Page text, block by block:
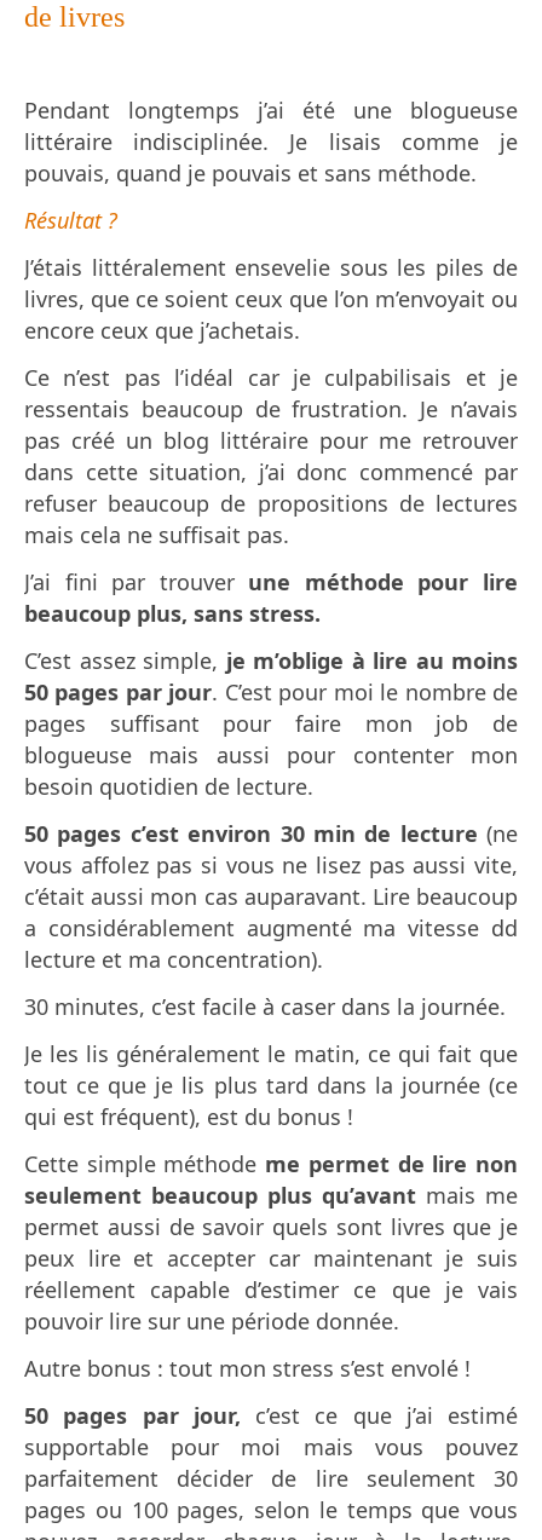
de livres
Pendant longtemps j’ai été une blogueuse
littéraire indisciplinée. Je lisais comme je
pouvais, quand je pouvais et sans méthode.
Résultat ?
J’étais littéralement ensevelie sous les piles de
livres, que ce soient ceux que l’on m’envoyait ou
encore ceux que j’achetais.
Ce n’est pas l’idéal car je culpabilisais et je
ressentais beaucoup de frustration. Je n’avais
pas créé un blog littéraire pour me retrouver
dans cette situation, j’ai donc commencé par
refuser beaucoup de propositions de lectures
mais cela ne suffisait pas.
J’ai fini par trouver une méthode pour lire
beaucoup plus, sans stress.
C’est assez simple, je m’oblige à lire au moins
50 pages par jour. C’est pour moi le nombre de
pages suffisant pour faire mon job de
blogueuse mais aussi pour contenter mon
besoin quotidien de lecture.
50 pages c’est environ 30 min de lecture (ne
vous affolez pas si vous ne lisez pas aussi vite,
c’était aussi mon cas auparavant. Lire beaucoup
a considérablement augmenté ma vitesse dd
lecture et ma concentration).
30 minutes, c’est facile à caser dans la journée.
Je les lis généralement le matin, ce qui fait que
tout ce que je lis plus tard dans la journée (ce
qui est fréquent), est du bonus !
Cette simple méthode me permet de lire non
seulement beaucoup plus qu’avant mais me
permet aussi de savoir quels sont livres que je
peux lire et accepter car maintenant je suis
réellement capable d’estimer ce que je vais
pouvoir lire sur une période donnée.
Autre bonus : tout mon stress s’est envolé !
50 pages par jour, c’est ce que j’ai estimé
supportable pour moi mais vous pouvez
parfaitement décider de lire seulement 30
pages ou 100 pages, selon le temps que vous